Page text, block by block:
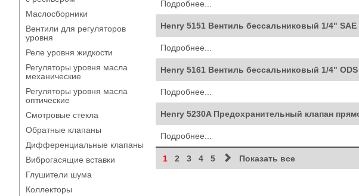
Маслосборники
Вентили для регуляторов
уровня
Реле уровня жидкости
Регуляторы уровня масла
механические
Регуляторы уровня масла
оптические
Смотровые стекла
Обратные клапаны
Дифференциальные клапаны
Виброгасящие вставки
Глушители шума
Коллекторы
Подробнее...
Henry 5151 Вентиль бессальниковый 1/4" SAE
Подробнее...
Henry 5161 Вентиль бессальниковый 1/4" ODS
Подробнее...
Henry 5230A Предохранительный клапан
Подробнее...
1 2 3 4 5 Показать все